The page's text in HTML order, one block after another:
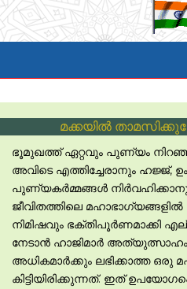
മക്കയില്‍
ഭൂമുഖത്ത് ഏറ്റവും പുണ്യം
അവിടെ എത്തിച്ചേരാനും ഹജ്ജ്,
പുണ്യകര്‍മ്മങ്ങള്‍
ജീവിതത്തിലെ
നിമിഷവും ഭക്തിപൂര്‍ണമാക്കി
നേടാന്‍ ഹാജിമാര്‍
അധികമാര്‍ക്കും ലഭിക്കാത്ത ഒരു
കിട്ടിയിരിക്കുന്നത്. ഇത്